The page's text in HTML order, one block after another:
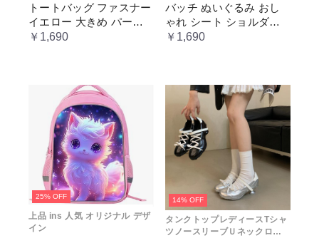
トートバッグ ファスナー
イエロー 大きめ パープ
ル 水色 いたばっく 痛バ
推し色 肩掛け レディー
￥1,690
バッチ ぬいぐるみ おし
ゃれ シート ショルダー
バッグ 透明 ポケット ク
￥1,690
25% OFF
上品 ins 人気 オリジナル デザ
イン
14% OFF
タンクトップレディースTシャ
ツノースリーブＵネックロゴ